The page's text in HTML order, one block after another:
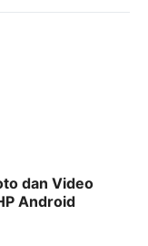
dan Video
Android